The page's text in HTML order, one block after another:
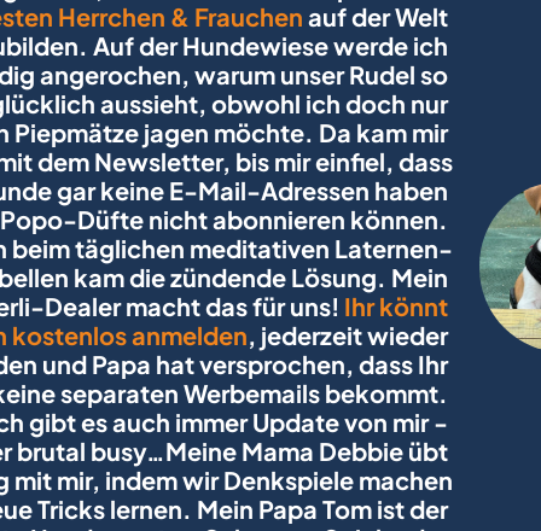
Herrchen & Frauchen auf der Welt
Auf der Hundewiese werde ich
angerochen, warum unser Rudel so
aussieht, obwohl ich doch nur
Piepmätze jagen möchte. Da kam mir
dem Newsletter, bis mir einfiel, dass
gar keine E-Mail-Adressen haben
Düfte nicht abonnieren können.
beim täglichen meditativen Laternen-
kam die zündende Lösung. Mein
Dealer macht das für uns! Ihr könnt
kostenlos anmelden, jederzeit wieder
und Papa hat versprochen, dass Ihr
separaten Werbemails bekommt.
gibt es auch immer Update von mir -
brutal busy…Meine Mama Debbie übt
mit mir, indem wir Denkspiele machen
Tricks lernen. Mein Papa Tom ist der